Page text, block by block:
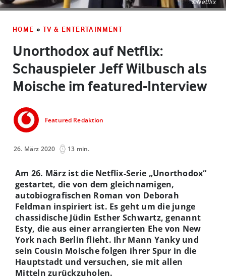
HOME » TV & ENTERTAINMENT
Unorthodox auf Netflix:
Schauspieler Jeff Wilbusch als
Moische im featured-Interview
Featured Redaktion
26. März 2020 13 min.
Am 26. März ist die Netflix-Serie „Unorthodox“
gestartet, die von dem gleichnamigen,
autobiografischen Roman von Deborah
Feldman inspiriert ist. Es geht um die junge
chassidische Jüdin Esther Schwartz, genannt
Esty, die aus einer arrangierten Ehe von New
York nach Berlin flieht. Ihr Mann Yanky und
sein Cousin Moische folgen ihrer Spur in die
Hauptstadt und versuchen, sie mit allen
Mitteln zurückzuholen.